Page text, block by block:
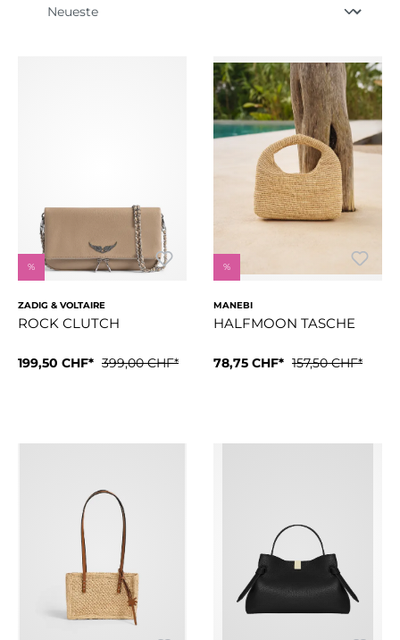
%
ZADIG & VOLTAIRE
ROCK CLUTCH
Clutch aus genarbtem Leder mit doppelten Leder- und
199,50 CHF* 399,00 CHF*
%
MANEBI
HALFMOON TASCHE
Entdecken Sie die
78,75 CHF* 157,50 CHF*